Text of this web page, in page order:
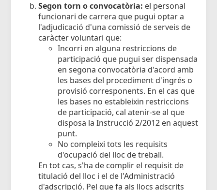
Segon torn o convocatòria: el personal
funcionari de carrera que pugui optar a
l'adjudicació d'una comissió de serveis de
caràcter voluntari que:
Incorri en alguna restriccions de
participació que pugui ser dispensada
en segona convocatòria d'acord amb
les bases del procediment d'ingrés o
provisió corresponents. En el cas que
les bases no estableixin restriccions
de participació, cal atenir-se al que
disposa la Instrucció 2/2012 en aquest
punt.
No compleixi tots les requisits
d'ocupació del lloc de treball.
En tot cas, s'ha de complir el requisit de
titulació del lloc i el de l'Administració
d'adscripció. Pel que fa als llocs adscrits